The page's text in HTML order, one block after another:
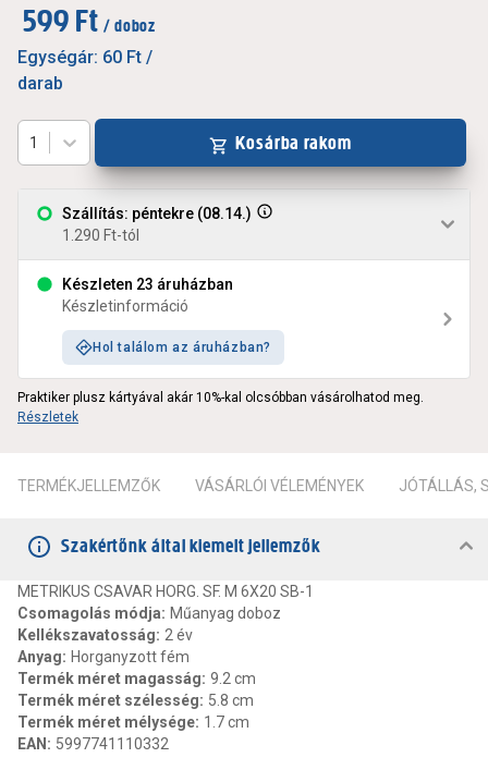
599 Ft / doboz
Egységár: 60 Ft /
darab
Szállítás: péntekre (08.14.)
1.290 Ft-tól
Készleten 23 áruházban
Készletinformáció
Hol találom az áruházban?
1 Kosárba rakom
Praktiker plusz kártyával akár 10%-kal olcsóbban vásárolhatod meg.
Részletek
TERMÉKJELLEMZŐK VÁSÁRLÓI VÉLEMÉNYEK JÓTÁLLÁS,
Szakértőnk által kiemelt jellemzők
METRIKUS CSAVAR HORG. SF. M 6X20 SB-1
Csomagolás módja: Műanyag doboz
Kellékszavatosság: 2 év
Anyag: Horganyzott fém
Termék méret magasság: 9.2 cm
Termék méret szélesség: 5.8 cm
Termék méret mélysége: 1.7 cm
EAN : 5997741110332